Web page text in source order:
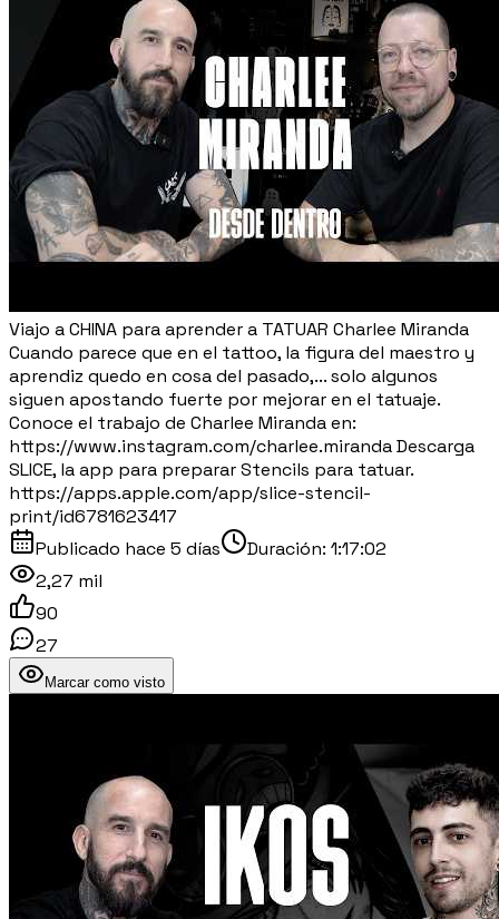
Viajo a CHINA para aprender a TATUAR Charlee Miranda
Cuando parece que en el tattoo, la figura del maestro y
aprendiz quedo en cosa del pasado,... solo algunos
siguen apostando fuerte por mejorar en el tatuaje.
Conoce el trabajo de Charlee Miranda en:
https://www.instagram.com/charlee.miranda Descarga
SLICE, la app para preparar Stencils para tatuar.
https://apps.apple.com/app/slice-stencil-
print/id6781623417
Publicado hace 5 días Duración: 1:17:02
2,27 mil
90
27
Marcar como visto